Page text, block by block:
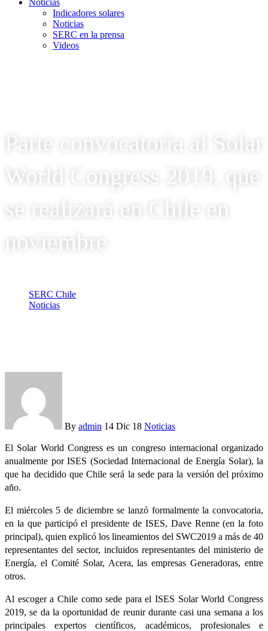
Noticias
Indicadores solares
Noticias
SERC en la prensa
Videos
Parte convocatoria al Solar
World Congress 2019, que
se realizará en Chile en
noviembre
SERC Chile
Noticias
By admin 14 Dic 18 Noticias
El Solar World Congress es un congreso internacional organizado
anualmente por ISES (Sociedad Internacional de Energía Solar), la
que ha decidido que Chile será la sede para la versión del próximo
año.
El miércoles 5 de diciembre se lanzó formalmente la convocatoria,
en la que participó el presidente de ISES, Dave Renne (en la foto
principal), quien explicó los lineamientos del SWC2019 a más de 40
representantes del sector, incluidos representantes del ministerio de
Energía, el Comité Solar, Acera, las empresas Generadoras, entre
otros.
Al escoger a Chile como sede para el ISES Solar World Congress
2019, se da la oportunidad de reunir durante casi una semana a los
principales expertos científicos, académicos, profesionales e